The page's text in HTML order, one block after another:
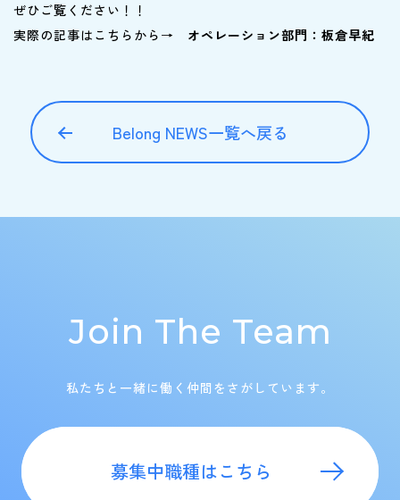
ぜひご覧ください！！
実際の記事はこちらから→ オペレーション部門：板倉早紀
Belong NEWS一覧へ戻る
Join The Team
私たちと一緒に働く仲間をさがしています。
募集中職種はこちら